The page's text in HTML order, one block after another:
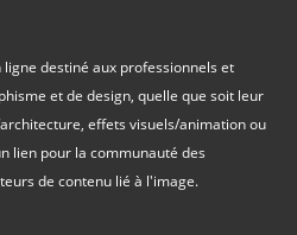
destiné aux professionnels et
et de design, quelle que soit leur
effets visuels/animation ou
lien pour la communauté des
de contenu lié à l'image.